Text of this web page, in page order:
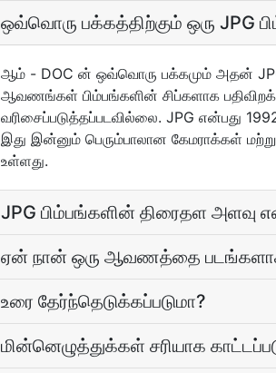
ஒவ்வொரு பக்கத்திற்கும் ஒரு JPG
ஆம் - DOC ன் ஒவ்வொரு பக்கமும் அதன் JPG
ஆவணங்கள் பிம்பங்களின் சிப்களாக
வரிசைப்படுத்தப்படவில்லை. JPG என்பது
இது இன்னும் பெரும்பாலான கேமராக்கள்
உள்ளது.
JPG பிம்பங்களின் திரைதள அளவு
ஏன் நான் ஒரு ஆவணத்தை
உரை தேர்ந்தெடுக்கப்படுமா?
மின்னெழுத்துக்கள் சரியாக